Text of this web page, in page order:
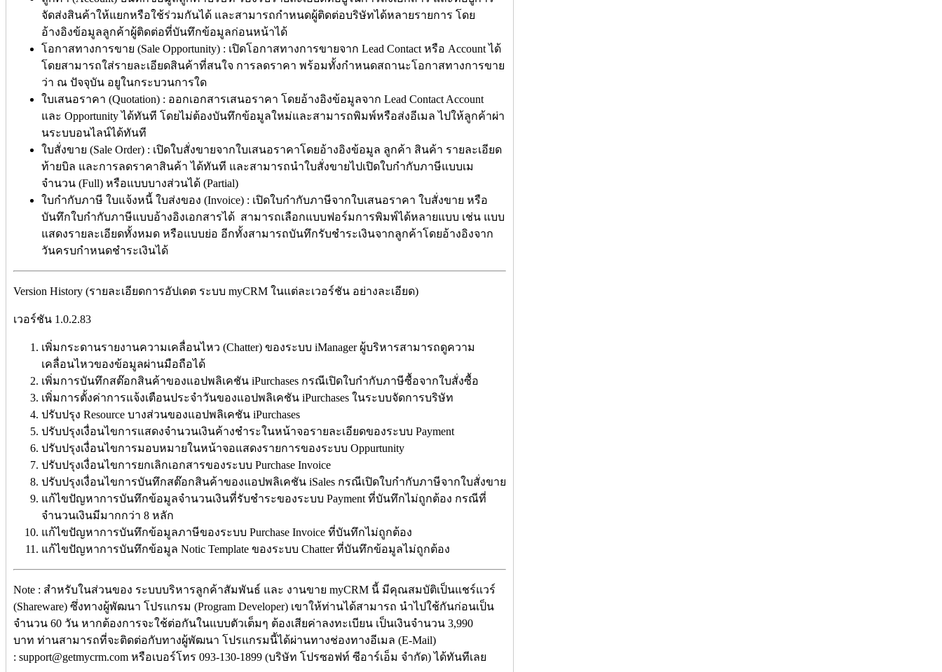
จัดส่งสินค้าให้แยกหรือใช้ร่วมกันได้ และสามารถกำหนดผู้ติดต่อบริษัทได้หลายรายการ โดย
อ้างอิงข้อมูลลูกค้าผู้ติดต่อที่บันทึกข้อมูลก่อนหน้าได้
โอกาสทางการขาย (Sale Opportunity) : เปิดโอกาสทางการขายจาก Lead Contact หรือ Account ได้
โดยสามารถใส่รายละเอียดสินค้าที่สนใจ การลดราคา พร้อมทั้งกำหนดสถานะโอกาสทางการขาย
ว่า ณ ปัจจุบัน อยูในกระบวนการใด
ใบเสนอราคา (Quotation) : ออกเอกสารเสนอราคา โดยอ้างอิงข้อมูลจาก Lead Contact Account
และ Opportunity ได้ทันที โดยไม่ต้องบันทึกข้อมูลใหม่และสามารถพิมพ์หรือส่งอีเมล ไปให้ลูกค้าผ่า
นระบบอนไลน์ได้ทันที
ใบสั่งขาย (Sale Order) : เปิดใบสั่งขายจากใบเสนอราคาโดยอ้างอิงข้อมูล ลูกค้า สินค้า รายละเอียด
ท้ายบิล และการลดราคาสินค้า ได้ทันที และสามารถนำใบสั่งขายไปเปิดใบกำกับภาษีแบบเม
จำนวน (Full) หรือแบบบางส่วนได้ (Partial)
ใบกำกับภาษี ใบแจ้งหนี้ ใบส่งของ (Invoice) : เปิดใบกำกับภาษีจากใบเสนอราคา ใบสั่งขาย หรือ
บันทึกใบกำกับภาษีแบบอ้างอิงเอกสารได้ สามารถเลือกแบบฟอร์มการพิมพ์ได้หลายแบบ เช่น แบบ
แสดงรายละเอียดทั้งหมด หรือแบบย่อ อีกทั้งสามารถบันทึกรับชำระเงินจากลูกค้าโดยอ้างอิงจาก
วันครบกำหนดชำระเงินได้
Version History (รายละเอียดการอัปเดต ระบบ myCRM ในแต่ละเวอร์ชัน อย่างละเอียด)
เวอร์ชัน 1.0.2.83
เพิ่มกระดานรายงานความเคลื่อนไหว (Chatter) ของระบบ iManager ผู้บริหารสามารถดูความ
เคลื่อนไหวของข้อมูลผ่านมือถือได้
เพิ่มการบันทึกสต๊อกสินค้าของแอปพลิเคชัน iPurchases กรณีเปิดใบกำกับภาษีซื้อจากใบสั่งซื้อ
เพิ่มการตั้งค่าการแจ้งเตือนประจำวันของแอปพลิเคชัน iPurchases ในระบบจัดการบริษัท
ปรับปรุง Resource บางส่วนของแอปพลิเคชัน iPurchases
ปรับปรุงเงื่อนไขการแสดงจำนวนเงินค้างชำระในหน้าจอรายละเอียดของระบบ Payment
ปรับปรุงเงื่อนไขการมอบหมายในหน้าจอแสดงรายการของระบบ Oppurtunity
ปรับปรุงเงื่อนไขการยกเลิกเอกสารของระบบ Purchase Invoice
ปรับปรุงเงื่อนไขการบันทึกสต๊อกสินค้าของแอปพลิเคชัน iSales กรณีเปิดใบกำกับภาษีจากใบสั่งขาย
แก้ไขปัญหาการบันทึกข้อมูลจำนวนเงินที่รับชำระของระบบ Payment ที่บันทึกไม่ถูกต้อง กรณีที่
จำนวนเงินมีมากกว่า 8 หลัก
แก้ไขปัญหาการบันทึกข้อมูลภาษีของระบบ Purchase Invoice ที่บันทึกไม่ถูกต้อง
แก้ไขปัญหาการบันทึกข้อมูล Notic Template ของระบบ Chatter ที่บันทึกข้อมูลไม่ถูกต้อง
Note : สำหรับในส่วนของ ระบบบริหารลูกค้าสัมพันธ์ และ งานขาย myCRM นี้ มีคุณสมบัติเป็นแชร์แวร์
(Shareware) ซึ่งทางผู้พัฒนา โปรแกรม (Program Developer) เขาให้ท่านได้สามารถ นำไปใช้กันก่อนเป็น
จำนวน 60 วัน หากต้องการจะใช้ต่อกันในแบบตัวเต็มๆ ต้องเสียค่าลงทะเบียน เป็นเงินจำนวน 3,990
บาท ท่านสามารถที่จะติดต่อกับทางผู้พัฒนา โปรแกรมนี้ได้ผ่านทางช่องทางอีเมล (E-Mail)
: support@getmycrm.com หรือเบอร์โทร 093-130-1899 (บริษัท โปรซอฟท์ ซีอาร์เอ็ม จำกัด) ได้ทันทีเลย